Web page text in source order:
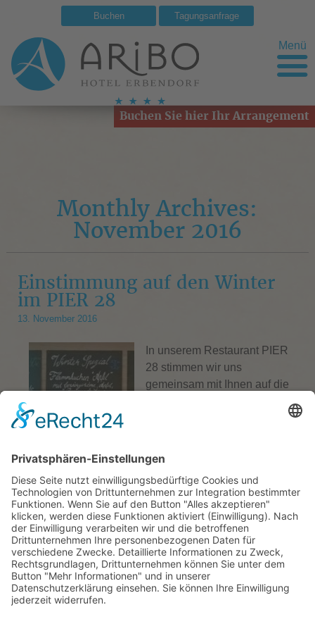
Buchen Tagungsanfrage
Menü
Buchen Sie hier Ihr Arrangement
Monthly Archives:
November 2016
Einstimmung auf den Winter
im PIER 28
13. November 2016
In unserem Restaurant PIER
28 stimmen wir uns
gemeinsam mit Ihnen auf die
wärmen uns von innen heraus
Gänsebrust mit Blaukraut oder einer süßen Variante
unserer Flammkuchen mit Zimt kann uns die Kälte
nichts mehr anhaben!